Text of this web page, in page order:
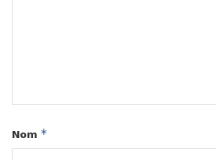
Nom *